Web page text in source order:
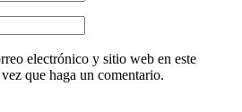
electrónico y sitio web en este
que haga un comentario.